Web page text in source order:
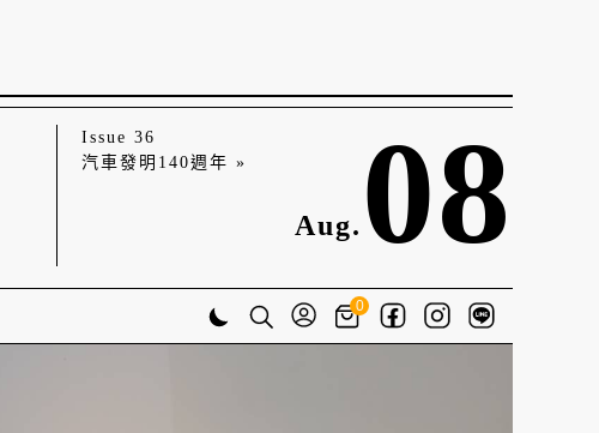
Issue 36
汽車發明140週年 »
Aug. 08
0